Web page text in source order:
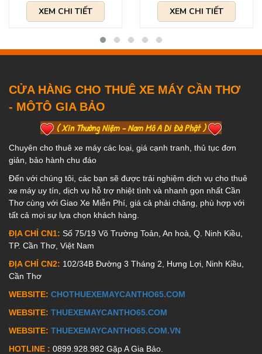
XEM CHI TIẾT
XEM CHI TIẾT
CỬA HÀNG CHO THUÊ XE MÁY CẦN THƠ
- MÔTÔ GIA BẢO
( Xin Thường Niệm - Nam Mô A Di Đà Phật )
Chuyên cho thuê xe máy các loại, giá cạnh tranh, thủ tục đơn
giản, bảo hành chu đáo
Đến với chúng tôi, các bạn sẽ được trải nghiệm dịch vụ cho thuê
xe máy uy tín, dịch vụ hỗ trợ nhiệt tình và nhanh gọn nhất Cần
Thơ cùng với Giao Xe Miễn Phí, giá cả phải chăng, phù hợp với
tất cả mọi sự lựa chọn khách hàng.
ĐỊA CHỈ CN1: Số 75/19 Võ Trường Toản, An hoà, Q. Ninh Kiều,
TP. Cần Thơ, Việt Nam
ĐỊA CHỈ CN2: 102/34B Đường 3 Tháng 2, Hưng Lợi, Ninh Kiều,
Cần Thơ
WEBSITE: CHOTHUEXEMAYCANTHO65.COM
WEBSITE: THUEXEMAYCANTHO65.COM
WEBSITE: THUEXEMAYCANTHO65.COM.VN
HOTLINE : 0899.928.982 Gặp A Gia Bảo.